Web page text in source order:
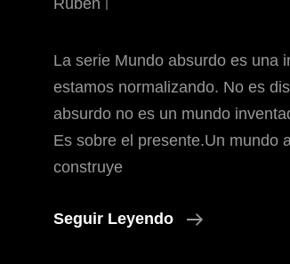
Ruben
La serie Mundo absurdo es una
estamos normalizando. No es
absurdo no es un mundo
Es sobre el presente.Un mundo
construye
Seguir Leyendo
Mundo